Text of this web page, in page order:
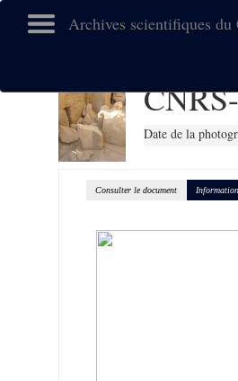
Archives scientifiques
Date de la
Consulter le document